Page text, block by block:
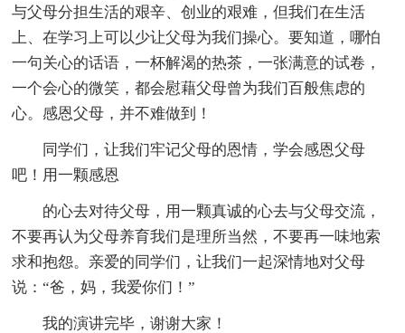
与父母分担生活的艰辛、创业的艰难，但我们在生活
上、在学习上可以少让父母为我们操心。要知道，哪怕
一句关心的话语，一杯解渴的热茶，一张满意的试卷，
一个会心的微笑，都会慰藉父母曾为我们百般焦虑的
心。感恩父母，并不难做到！
同学们，让我们牢记父母的恩情，学会感恩父母
吧！用一颗感恩
的心去对待父母，用一颗真诚的心去与父母交流，
不要再认为父母养育我们是理所当然，不要再一味地索
求和抱怨。亲爱的同学们，让我们一起深情地对父母
说：“爸，妈，我爱你们！”
我的演讲完毕，谢谢大家！